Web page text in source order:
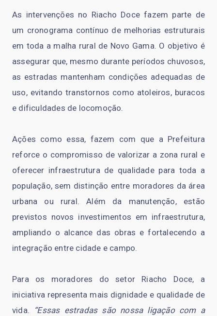
As intervenções no Riacho Doce fazem parte de
um cronograma contínuo de melhorias estruturais
em toda a malha rural de Novo Gama. O objetivo é
assegurar que, mesmo durante períodos chuvosos,
as estradas mantenham condições adequadas de
uso, evitando transtornos como atoleiros, buracos
e dificuldades de locomoção.
Ações como essa, fazem com que a Prefeitura
reforce o compromisso de valorizar a zona rural e
oferecer infraestrutura de qualidade para toda a
população, sem distinção entre moradores da área
urbana ou rural. Além da manutenção, estão
previstos novos investimentos em infraestrutura,
ampliando o alcance das obras e fortalecendo a
integração entre cidade e campo.
Para os moradores do setor Riacho Doce, a
iniciativa representa mais dignidade e qualidade de
vida.
“Essas estradas são nossa ligação com a